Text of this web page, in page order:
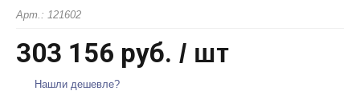
Арт.: 121602
303 156 руб. / шт
Нашли дешевле?